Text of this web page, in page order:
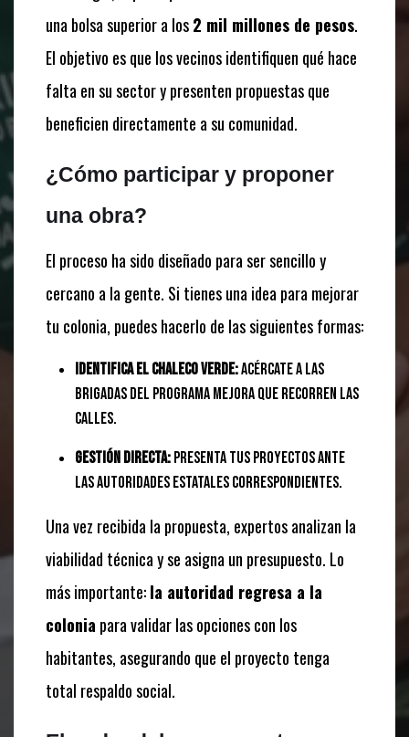
una bolsa superior a los2 mil millones de pesos.
El objetivo es que los vecinos identifiquen qué hace
falta en su sector y presenten propuestas que
beneficien directamente a su comunidad.
¿Cómo participar y proponer
una obra?
El proceso ha sido diseñado para ser sencillo y
cercano a la gente. Si tienes una idea para mejorar
tu colonia, puedes hacerlo de las siguientes formas:
Identifica el chaleco verde:Acércate a las
brigadas del programa Mejora que recorren las
calles.
Gestión directa:Presenta tus proyectos ante
las autoridades estatales correspondientes.
Una vez recibida la propuesta, expertos analizan la
viabilidad técnica y se asigna un presupuesto. Lo
más importante:la autoridad regresa a la
colonia para validar las opciones con los
habitantes, asegurando que el proyecto tenga
total respaldo social.